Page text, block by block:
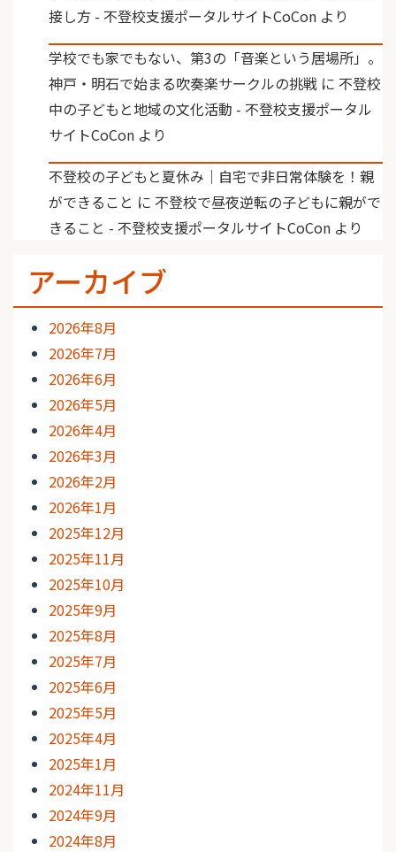
接し方 - 不登校支援ポータルサイトCoCon より
学校でも家でもない、第3の「音楽という居場所」。
神戸・明石で始まる吹奏楽サークルの挑戦 に 不登校
中の子どもと地域の文化活動 - 不登校支援ポータル
サイトCoCon より
不登校の子どもと夏休み｜自宅で非日常体験を！親
ができること に 不登校で昼夜逆転の子どもに親がで
きること - 不登校支援ポータルサイトCoCon より
アーカイブ
2026年8月
2026年7月
2026年6月
2026年5月
2026年4月
2026年3月
2026年2月
2026年1月
2025年12月
2025年11月
2025年10月
2025年9月
2025年8月
2025年7月
2025年6月
2025年5月
2025年4月
2025年1月
2024年11月
2024年9月
2024年8月